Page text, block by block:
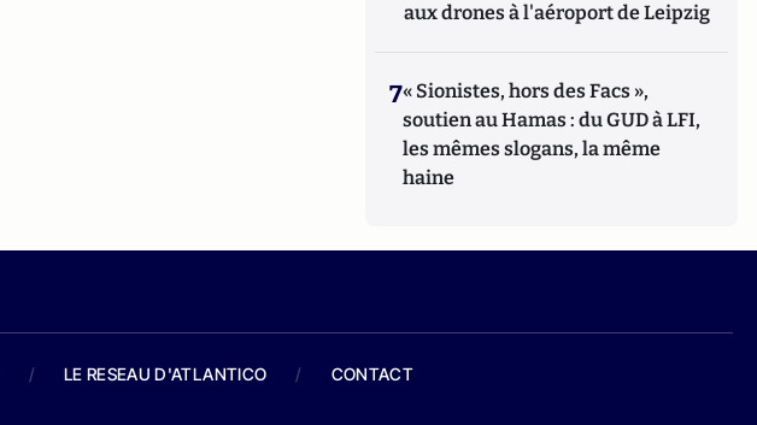
aux drones à l'aéroport de Leipzig
7« Sionistes, hors des Facs »,
soutien au Hamas : du GUD à LFI,
les mêmes slogans, la même
haine
/ LE RESEAU D'ATLANTICO / CONTACT